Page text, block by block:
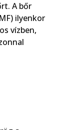
A bőr
ilyenkor
vízben,